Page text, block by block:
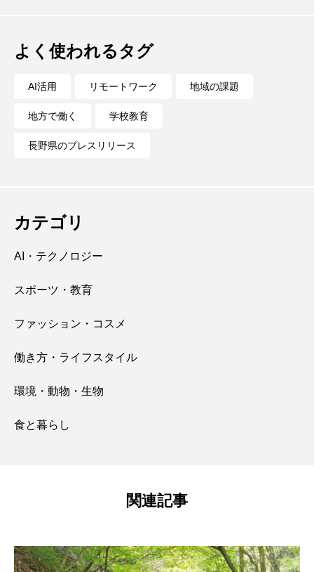
よく使われるタグ
AI活用 リモートワーク 地域の課題
地方で働く 学校教育
長野県のプレスリリース
カテゴリ
AI・テクノロジー
スポーツ・教育
ファッション・コスメ
働き方・ライフスタイル
環境・動物・生物
食と暮らし
関連記事